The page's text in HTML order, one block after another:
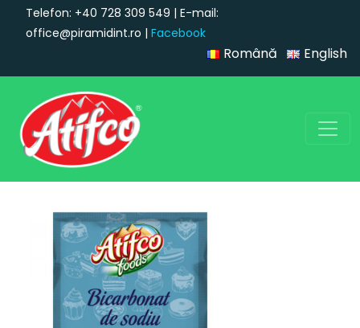
Telefon: +40 728 309 549 | E-mail:
office@piramidint.ro | Facebook
Română English
Navigare principală